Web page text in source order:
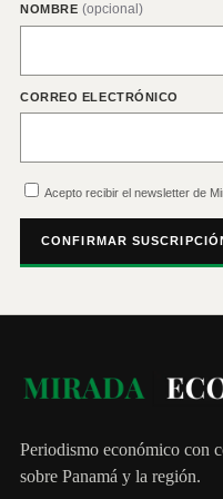
NOMBRE (opcional)
CORREO ELECTRÓNICO
Acepto recibir el newsletter de
CONFIRMAR
Periodismo económico con
sobre Panamá y la región.